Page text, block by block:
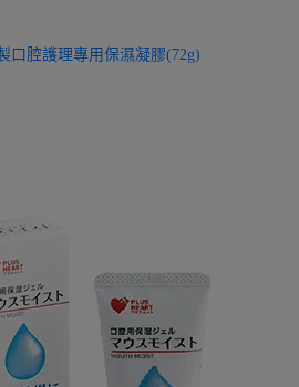
口腔護理專用保濕凝膠(72g)